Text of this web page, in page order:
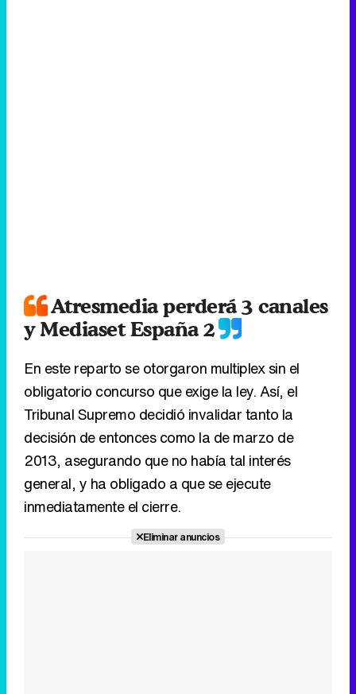
Atresmedia perderá 3 canales
y Mediaset España 2
En este reparto se otorgaron multiplex sin el
obligatorio concurso que exige la ley. Así, el
Tribunal Supremo decidió invalidar tanto la
decisión de entonces como la de marzo de
2013, asegurando que no había tal interés
general, y ha obligado a que se ejecute
inmediatamente el cierre.
Eliminar anuncios